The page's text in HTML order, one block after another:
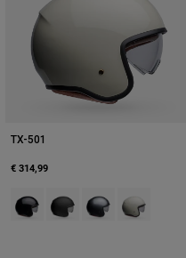
TX-501
€ 314,99
Product swatch type of Schwarz.
Product swatch type of
Product swatch
Product